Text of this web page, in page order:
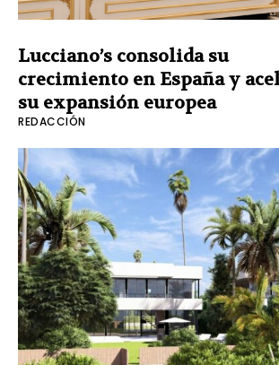
Lucciano’s consolida su
crecimiento en España y
su expansión europea
REDACCIÓN